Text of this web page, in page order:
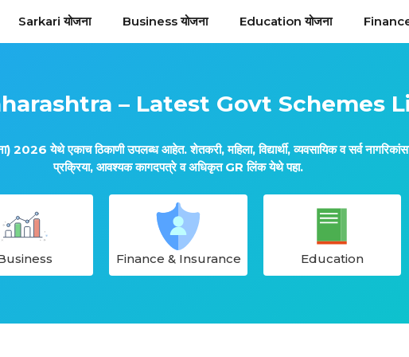
Sarkari योजना Business योजना Education योजना
– Latest Govt Schemes
येथे एकाच ठिकाणी उपलब्ध आहेत. शेतकरी, महिला, विद्यार्थी, व्यवसायिक व सर्व
प्रक्रिया, आवश्यक कागदपत्रे व अधिकृत GR लिंक येथे पहा.
Finance & Insurance Education